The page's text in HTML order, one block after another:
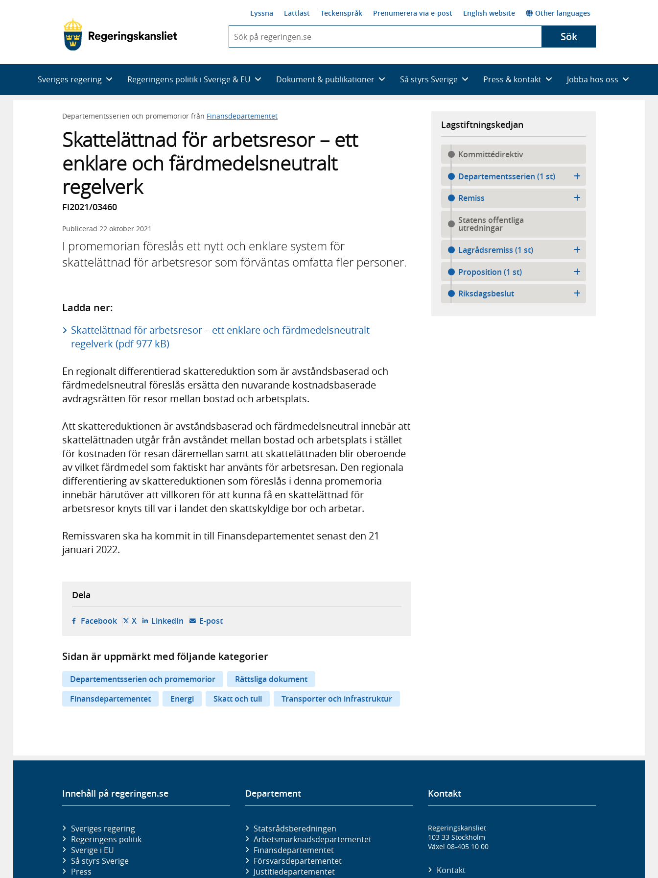
Lyssna Lättläst Teckenspråk Prenumerera via e-post English website Other languages
du
skriva
framträder
en
med
Sök
Sveriges regering Regeringens politik i Sverige & EU Dokument & publikationer Så styrs Sverige Press & kontakt Jobba hos oss
Departementsserien och promemorior från Finansdepartementet
Skattelättnad för arbetsresor – ett
enklare och färdmedelsneutralt
regelverk
Fi2021/03460
Publicerad 22 oktober 2021
I promemorian föreslås ett nytt och enklare system för
skattelättnad för arbetsresor som förväntas omfatta fler personer.
Ladda ner:
Skattelättnad för arbetsresor – ett enklare och färdmedelsneutralt
regelverk (pdf 977 kB)
En regionalt differentierad skattereduktion som är avståndsbaserad och
färdmedelsneutral föreslås ersätta den nuvarande kostnadsbaserade
avdragsrätten för resor mellan bostad och arbetsplats.
Att skattereduktionen är avståndsbaserad och färdmedelsneutral innebär att
skattelättnaden utgår från avståndet mellan bostad och arbetsplats i stället
för kostnaden för resan däremellan samt att skattelättnaden blir oberoende
av vilket färdmedel som faktiskt har använts för arbetsresan. Den regionala
differentiering av skattereduktionen som föreslås i denna promemoria
innebär härutöver att villkoren för att kunna få en skattelättnad för
arbetsresor knyts till var i landet den skattskyldige bor och arbetar.
Remissvaren ska ha kommit in till Finansdepartementet senast den 21
januari 2022.
Lagstiftningskedjan
Kommittédirektiv
Departementsserien (1 st)
Remiss
Statens offentliga
utredningar
Lagrådsremiss (1 st)
Proposition (1 st)
Riksdagsbeslut
Dela
Facebook- öppnas i ny flik, extern webbplats,
X- öppnas i ny flik, extern webbplats,
LinkedIn- öppnas i ny flik, extern webbplats,
E-post- öppnar din e-postklient,
Sidan är uppmärkt med följande kategorier
Departementsserien och promemorior
Rättsliga dokument
Finansdepartementet
Energi Skatt och tull Transporter och infrastruktur
Innehåll på regeringen.se
Sveriges regering
Regeringens politik
Sverige i EU
Så styrs Sverige
Press
Departement
Statsrådsberedningen
Arbetsmarknads­departementet
Finans­departementet
Försvars­departementet
Justitie­departementet
Kontakt
Regeringskansliet
103 33 Stockholm
Växel 08-405 10 00
Kontakt